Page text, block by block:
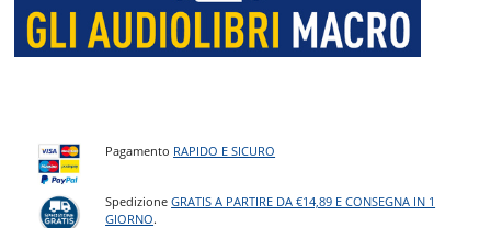
Pagamento RAPIDO E SICURO
SpedizioneGRATIS A PARTIRE DA €14,89 E CONSEGNA IN 1
GIORNO.